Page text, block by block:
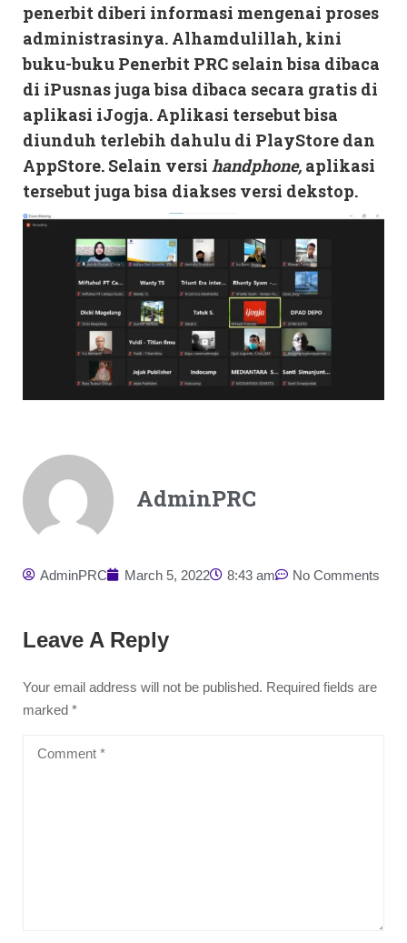
penerbit diberi informasi mengenai proses
administrasinya. Alhamdulillah, kini
buku-buku Penerbit PRC selain bisa dibaca
di iPusnasjuga bisa dibaca secara gratis di
aplikasi iJogja. Aplikasi tersebut bisa
diunduh terlebih dahulu di PlayStore dan
AppStore. Selain versi handphone, aplikasi
tersebut juga bisa diakses versi dekstop.
AdminPRC
AdminPRC March 5, 2022 8:43 am No Comments
Leave A Reply
Your email address will not be published. Required fields are
marked *